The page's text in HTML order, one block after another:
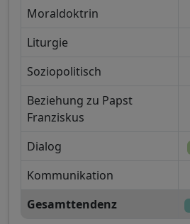
Moraldoktrin
Liturgie
Soziopolitisch
Beziehung zu Papst
Franziskus
Dialog
Kommunikation
Gesamttendenz